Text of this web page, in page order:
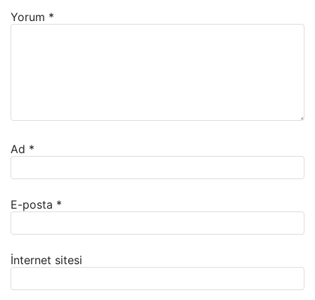
Yorum *
Ad *
E-posta *
İnternet sitesi